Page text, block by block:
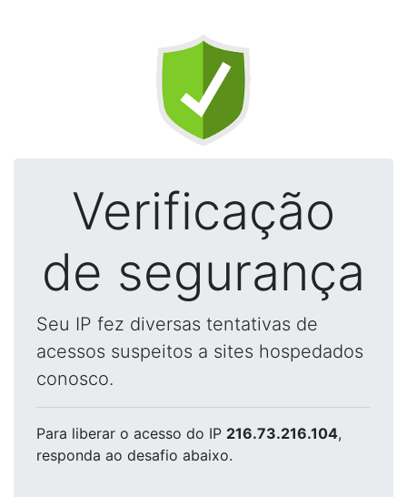
Verificação
de segurança
Seu IP fez diversas tentativas de
acessos suspeitos a sites hospedados
conosco.
Para liberar o acesso do IP 216.73.216.104,
responda ao desafio abaixo.